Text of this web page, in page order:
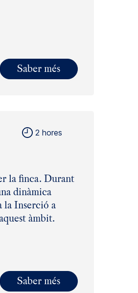
Saber més
2 hores
la finca. Durant
dinàmica
la Inserció a
àmbit.
Saber més